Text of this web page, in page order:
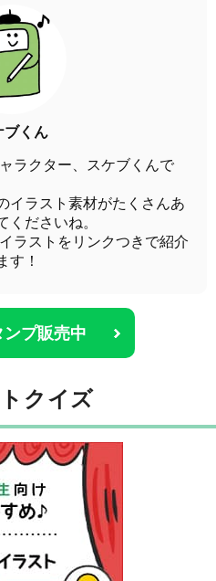
ブくん
ラクター、スケブくんで
イラスト素材がたくさんあ
くださいね。
ラストをリンクつきで紹介
す！
ンプ販売中
クイズ